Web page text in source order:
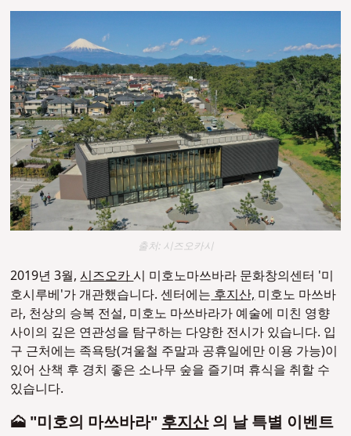
출처: 시즈오카시
2019년 3월,시즈오카시 미호노마쓰바라 문화창의센터 '미
호시루베'가 개관했습니다. 센터에는 후지산, 미호노 마쓰바
라, 천상의 승복 전설, 미호노 마쓰바라가 예술에 미친 영향
사이의 깊은 연관성을 탐구하는 다양한 전시가 있습니다. 입
구 근처에는 족욕탕(겨울철 주말과 공휴일에만 이용 가능)이
있어 산책 후 경치 좋은 소나무 숲을 즐기며 휴식을 취할 수
있습니다.
🗻 "미호의 마쓰바라"후지산의 날 특별 이벤트